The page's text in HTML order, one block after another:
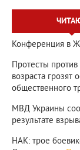
Конференция в
Протесты
возраста грозят
общественного
МВД Украины
результате
НАК: трое